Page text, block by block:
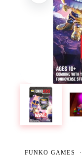
FUNKO GAMES ·